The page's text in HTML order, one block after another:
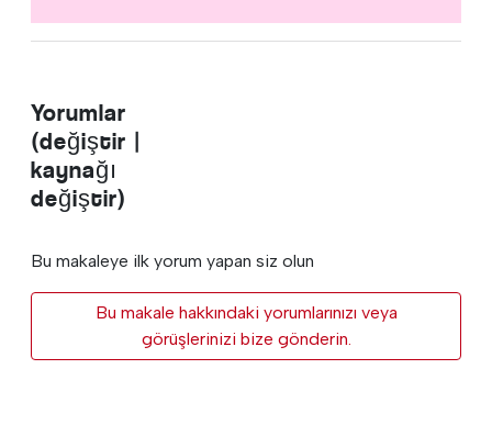
Yorumlar
(değiştir |
kaynağı
değiştir)
Bu makaleye ilk yorum yapan siz olun
Bu makale hakkındaki yorumlarınızı veya
görüşlerinizi bize gönderin.